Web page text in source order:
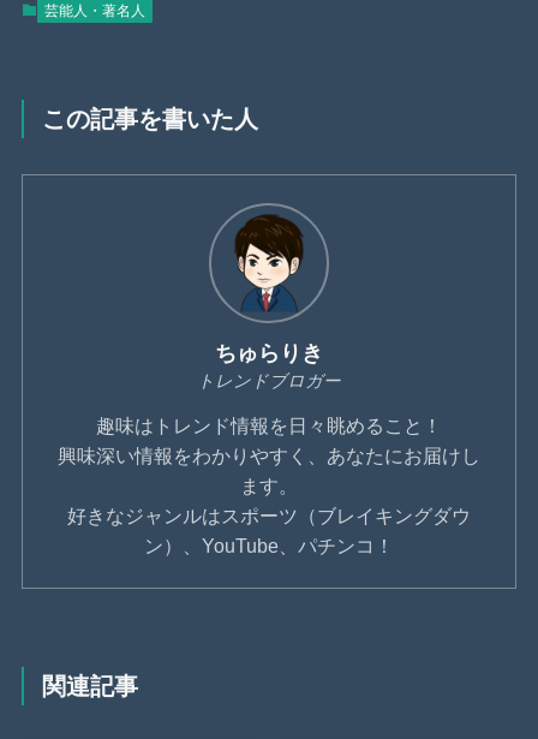
芸能人・著名人
この記事を書いた人
ちゅらりき
トレンドブロガー
趣味はトレンド情報を日々眺めること！
興味深い情報をわかりやすく、あなたにお届けし
ます。
好きなジャンルはスポーツ（ブレイキングダウ
ン）、YouTube、パチンコ！
関連記事